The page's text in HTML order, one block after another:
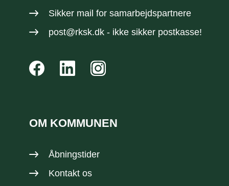
Sikker mail for samarbejdspartnere
post@rksk.dk- ikke sikker postkasse!
OM KOMMUNEN
Åbningstider
Kontakt os